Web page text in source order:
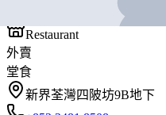
Restaurant
外賣
堂食
新界荃灣四陂坊9B地下